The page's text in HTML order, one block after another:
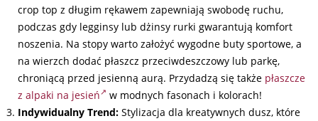
crop top z długim rękawem zapewniają swobodę ruchu,
podczas gdy legginsy lub dżinsy rurki gwarantują komfort
noszenia. Na stopy warto założyć wygodne buty sportowe, a
na wierzch dodać płaszcz przeciwdeszczowy lub parkę,
chroniącą przed jesienną aurą. Przydadzą się także płaszcze
z alpaki na jesień
w modnych fasonach i kolorach!
Indywidualny Trend: Stylizacja dla kreatywnych dusz, które